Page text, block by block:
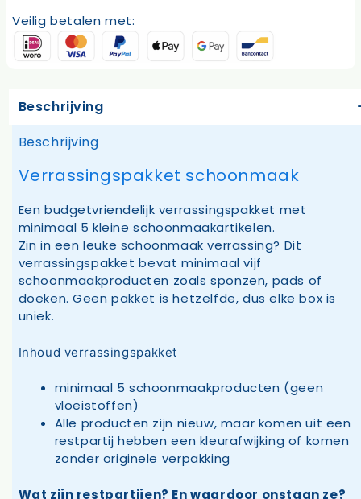
Veilig betalen met:
Beschrijving
Beschrijving
Verrassingspakket schoonmaak
Een budgetvriendelijk verrassingspakket met
minimaal 5 kleine schoonmaakartikelen.
Zin in een leuke schoonmaak verrassing? Dit
verrassingspakket bevat minimaal vijf
schoonmaakproducten zoals sponzen, pads of
doeken. Geen pakket is hetzelfde, dus elke box is
uniek.
Inhoud verrassingspakket
minimaal 5 schoonmaakproducten (geen
vloeistoffen)
Alle producten zijn nieuw, maar komen uit een
restpartij hebben een kleurafwijking of komen
zonder originele verpakking
Wat zijn restpartijen? En waardoor onstaan ze?